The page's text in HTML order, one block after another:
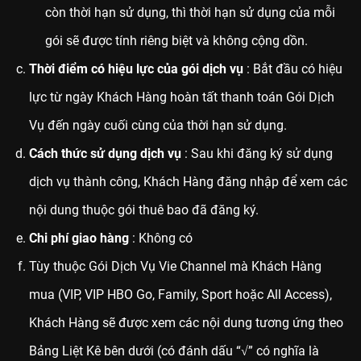
còn thời hạn sử dụng, thì thời hạn sử dụng của mỗi
gói sẽ được tính riêng biệt và không cộng dồn.
Thời điểm có hiệu lực của gói dịch vụ : Bắt đầu có hiệu
lực từ ngày Khách Hàng hoàn tất thanh toán Gói Dịch
Vụ đến ngày cuối cùng của thời hạn sử dụng.
Cách thức sử dụng dịch vụ : Sau khi đăng ký sử dụng
dịch vụ thành công, Khách Hàng đăng nhập để xem các
nội dung thuộc gói thuê bao đã đăng ký.
Chi phí giao hàng : Không có
Tùy thuộc Gói Dịch Vụ Vie Channel mà Khách Hàng
mua (VIP, VIP HBO Go, Family, Sport hoặc All Access),
Khách Hàng sẽ được xem các nội dung tương ứng theo
Bảng Liệt Kê bên dưới (có đánh dấu “√” có nghĩa là